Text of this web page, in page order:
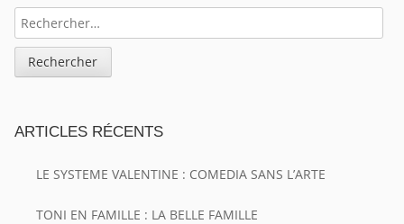
RECHERCHER :
ARTICLES RÉCENTS
LE SYSTEME VALENTINE : COMEDIA SANS L’ARTE
TONI EN FAMILLE : LA BELLE FAMILLE